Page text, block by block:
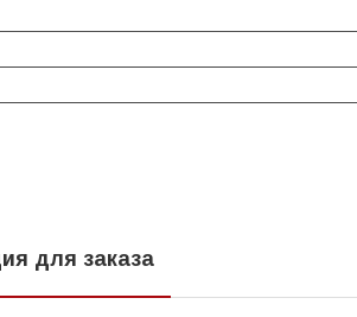
для заказа